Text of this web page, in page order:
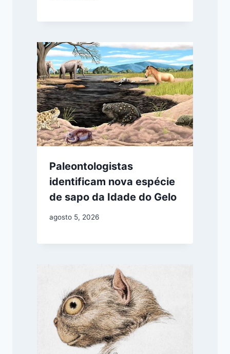
Paleontologistas
identificam nova espécie
de sapo da Idade do Gelo
agosto 5, 2026